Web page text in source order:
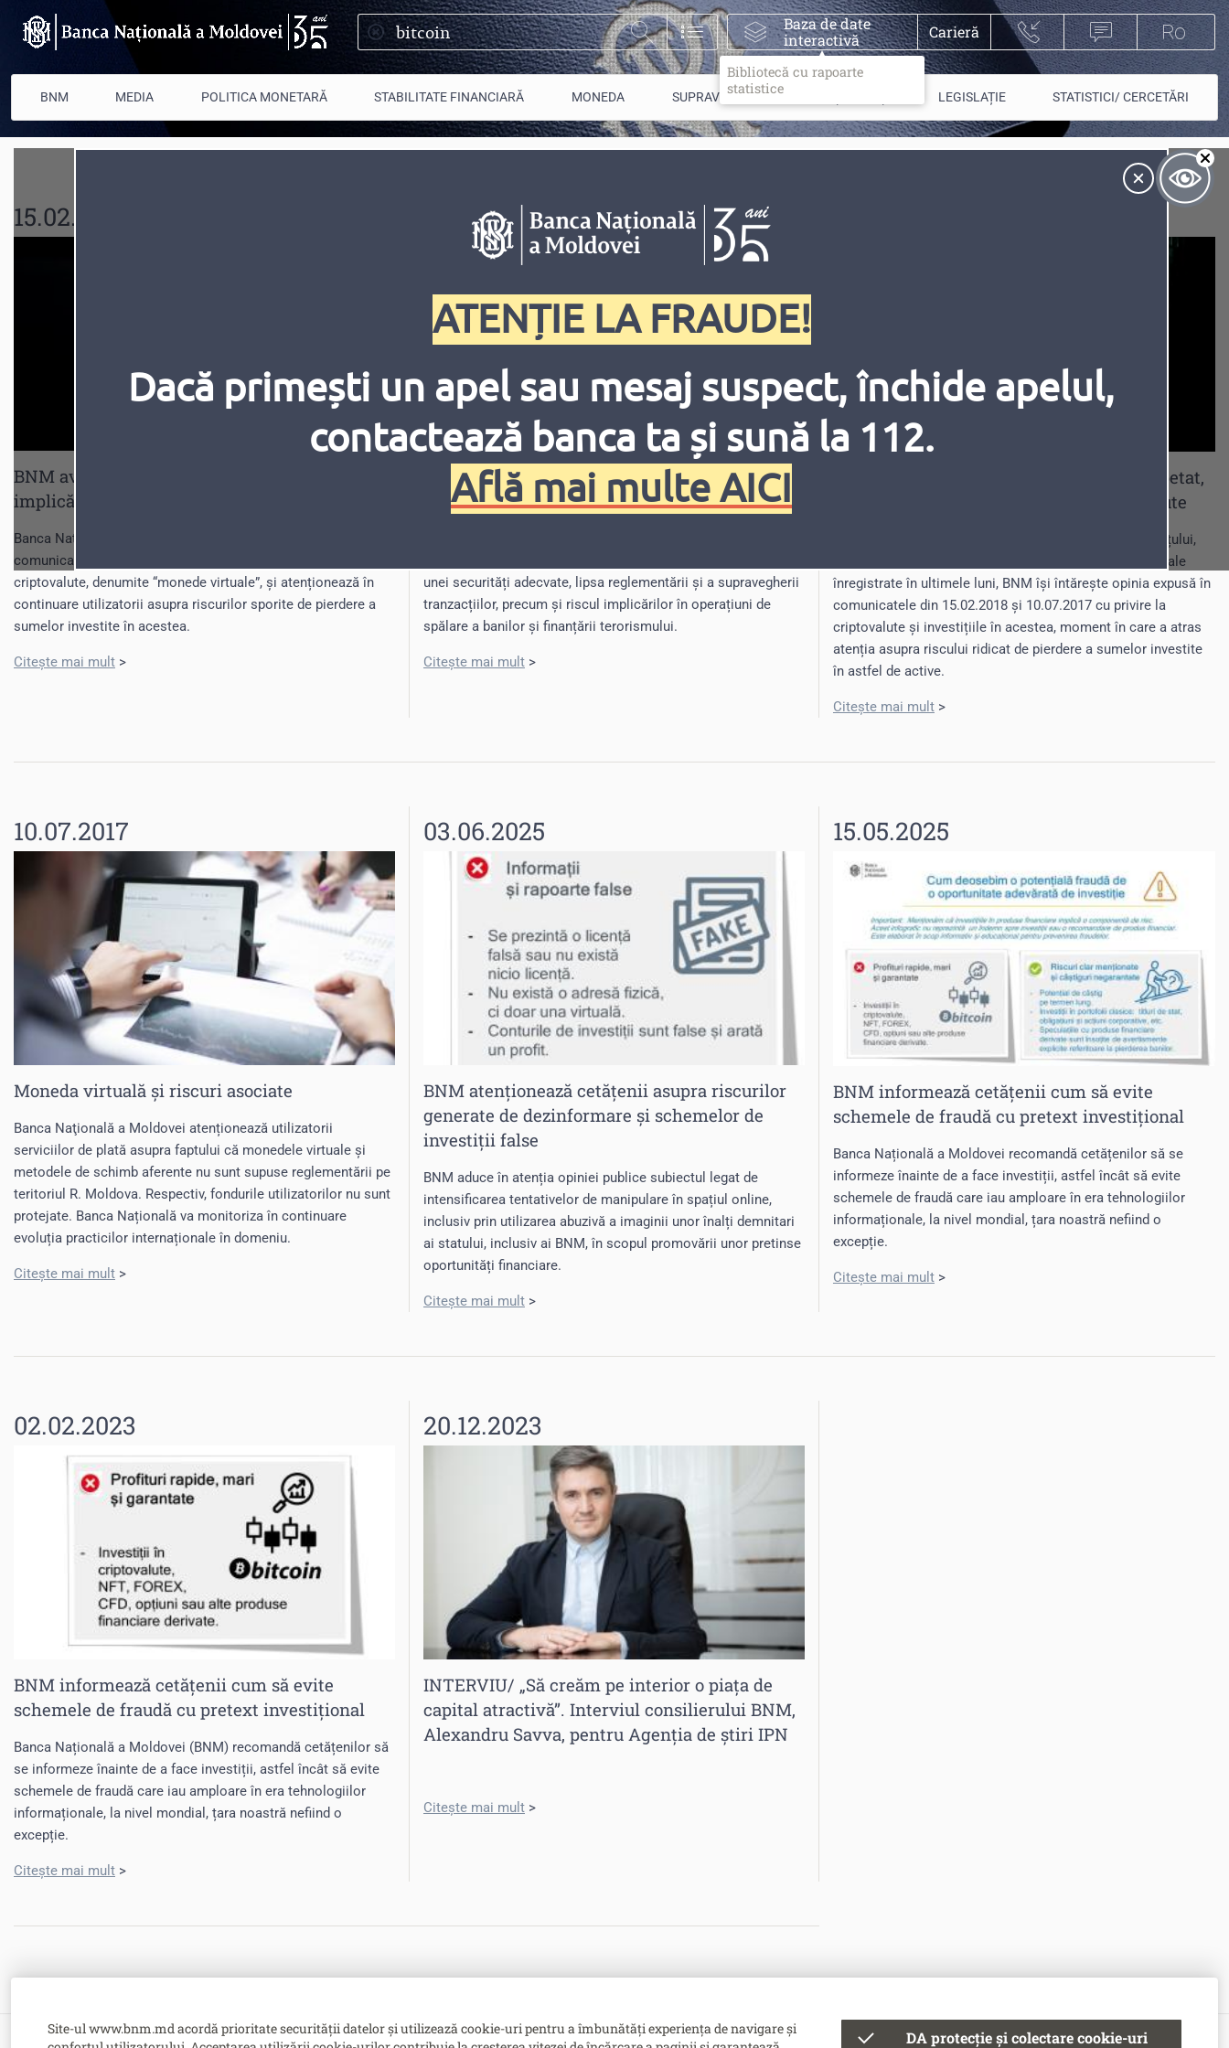
Mergi la conţinutul principal
Contrast
Inversiune Animațiile
Fonturi Cursor
Baza de date
interactivă
Carieră
BNM MEDIA POLITICA MONETARĂ STABILITATE FINANCIARĂ MONEDA SUPRAVEGHERE LEGISLAȚIE STATISTICI/ CERCETĂRI
ATENȚIE LA FRAUDE!
Dacă primești un apel sau mesaj suspect, închide apelul,
contactează banca ta și sună la 112.
Află mai multe AICI
Site-ul www.bnm.md acordă prioritate securității datelor și utilizează cookie-uri pentru a îmbunătăți experiența de navigare și
DA protecție și colectare cookie-uri
15.02.2018
BNM avertizează că investițiile în criptovalute
implică riscuri înalte
Banca Națională a Moldovei reiterează opinia sa expusă în
comunicatul din 10.07.2017 referitoare la așa-zisele
criptovalute, denumite “monede virtuale”, și atenționează în
continuare utilizatorii asupra riscurilor sporite de pierdere a
sumelor investite în acestea.
Citește mai mult >
14.09.2018
Clarificarea poziției de reglementare și
autorizare a monedei virtuale
unei securități adecvate, lipsa reglementării și a supravegherii
tranzacțiilor, precum și riscul implicărilor în operațiuni de
spălare a banilor și finanțării terorismului.
Citește mai mult>
Banca Națională atenționează, în mod repetat,
asupra riscurilor de a investi în criptovalute
Ținând cont de fluctuațiile mari, inclusiv prăbușirea prețului,
închiderea unor platforme de schimb a monedelor virtuale
înregistrate în ultimele luni, BNM își întărește opinia expusă în
comunicatele din 15.02.2018 și 10.07.2017 cu privire la
criptovalute și investițiile în acestea, moment în care a atras
atenția asupra riscului ridicat de pierdere a sumelor investite
în astfel de active.
Citește mai mult>
10.07.2017
Moneda virtuală și riscuri asociate
Banca Naţională a Moldovei atenționează utilizatorii
serviciilor de plată asupra faptului că monedele virtuale și
metodele de schimb aferente nu sunt supuse reglementării pe
teritoriul R. Moldova. Respectiv, fondurile utilizatorilor nu sunt
protejate. Banca Națională va monitoriza în continuare
evoluția practicilor internaționale în domeniu.
Citește mai mult >
03.06.2025
BNM atenționează cetățenii asupra riscurilor
generate de dezinformare și schemelor de
investiții false
BNM aduce în atenția opiniei publice subiectul legat de
intensificarea tentativelor de manipulare în spațiul online,
inclusiv prin utilizarea abuzivă a imaginii unor înalți demnitari
ai statului, inclusiv ai BNM, în scopul promovării unor pretinse
oportunități financiare.
Citește mai mult>
15.05.2025
BNM informează cetățenii cum să evite
schemele de fraudă cu pretext investițional
Banca Națională a Moldovei recomandă cetățenilor să se
informeze înainte de a face investiții, astfel încât să evite
schemele de fraudă care iau amploare în era tehnologiilor
informaționale, la nivel mondial, țara noastră nefiind o
excepție.
Citește mai mult>
02.02.2023
BNM informează cetățenii cum să evite
schemele de fraudă cu pretext investițional
Banca Națională a Moldovei (BNM) recomandă cetățenilor să
se informeze înainte de a face investiții, astfel încât să evite
schemele de fraudă care iau amploare în era tehnologiilor
informaționale, la nivel mondial, țara noastră nefiind o
excepție.
Citește mai mult >
20.12.2023
INTERVIU/ „Să creăm pe interior o piața de
capital atractivă”. Interviul consilierului BNM,
Alexandru Savva, pentru Agenția de știri IPN
Citește mai mult>
Bibliotecă cu rapoarte
statistice